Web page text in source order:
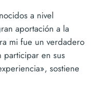
a nivel
aportación a la
mi fue un verdadero
en sus
sostiene